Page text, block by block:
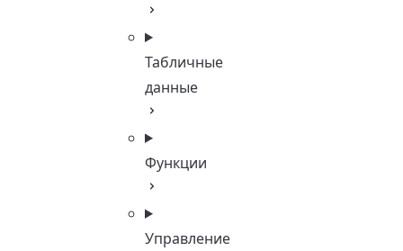
Табличные
данные
Функции
Управление